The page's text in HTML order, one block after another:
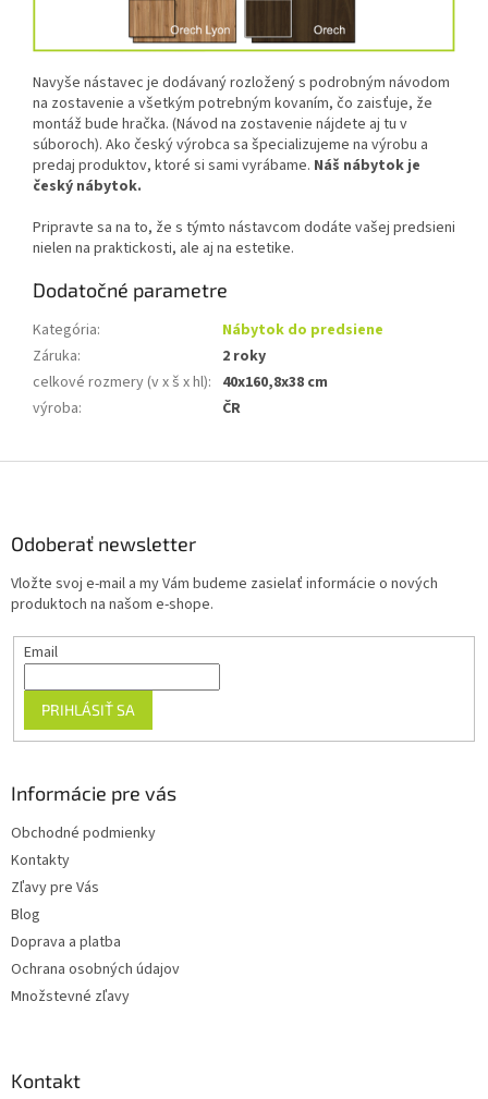
Navyše nástavec je dodávaný rozložený s podrobným návodom
na zostavenie a všetkým potrebným kovaním, čo zaisťuje, že
montáž bude hračka. (Návod na zostavenie nájdete aj tu v
súboroch). Ako český výrobca sa špecializujeme na výrobu a
predaj produktov, ktoré si sami vyrábame. Náš nábytok je
český nábytok.
Pripravte sa na to, že s týmto nástavcom dodáte vašej predsieni
nielen na praktickosti, ale aj na estetike.
Dodatočné parametre
Kategória:
Nábytok do predsiene
Záruka:
2 roky
celkové rozmery (v x š x hl): 40x160,8x38 cm
výroba: ČR
Odoberať newsletter
Vložte svoj e-mail a my Vám budeme zasielať informácie o nových
produktoch na našom e-shope.
Email
PRIHLÁSIŤ SA
Informácie pre vás
Obchodné podmienky
Kontakty
Zľavy pre Vás
Blog
Doprava a platba
Ochrana osobných údajov
Množstevné zľavy
Kontakt